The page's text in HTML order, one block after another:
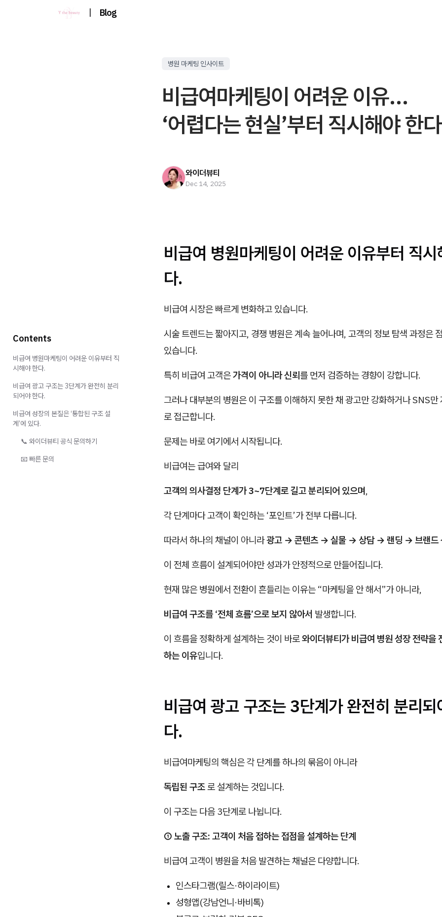
| Blog
병원 마케팅 인사이트
비급여마케팅이 어려운 이유…
‘어렵다는 현실’부터 직시해야 한다
와이더뷰티
Dec 14, 2025
비급여 병원마케팅이 어려운 이유부터 직
다.
비급여 시장은 빠르게 변화하고 있습니다.
시술 트렌드는 짧아지고, 경쟁 병원은 계속 늘어나며, 고객의 정보 탐색 과정은
있습니다.
특히 비급여 고객은가격이 아니라 신뢰를 먼저 검증하는 경향이 강합니다.
그러나 대부분의 병원은 이 구조를 이해하지 못한 채 광고만 강화하거나 SNS만
로 접근합니다.
문제는 바로 여기에서 시작됩니다.
비급여는 급여와 달리
고객의 의사결정 단계가 3~7단계로 길고 분리되어 있으며,
각 단계마다 고객이 확인하는 ‘포인트’가 전부 다릅니다.
따라서 하나의 채널이 아니라광고 → 콘텐츠 → 실물 → 상담 → 랜딩 → 브랜드
이 전체 흐름이 설계되어야만 성과가 안정적으로 만들어집니다.
현재 많은 병원에서 전환이 흔들리는 이유는 “마케팅을 안 해서”가 아니라,
비급여 구조를 ‘전체 흐름’으로 보지 않아서 발생합니다.
이 흐름을 정확하게 설계하는 것이 바로와이더뷰티가 비급여 병원 성장 전략을
하는 이유입니다.
비급여 광고 구조는 3단계가 완전히 분리되
다.
비급여마케팅의 핵심은 각 단계를 하나의 묶음이 아니라
독립된 구조로 설계하는 것입니다.
이 구조는 다음 3단계로 나뉩니다.
① 노출 구조: 고객이 처음 접하는 접점을 설계하는 단계
비급여 고객이 병원을 처음 발견하는 채널은 다양합니다.
인스타그램(릴스·하이라이트)
성형앱(강남언니·바비톡)
Contents
비급여 병원마케팅이 어려운 이유부터 직
시해야 한다.
비급여 광고 구조는 3단계가 완전히 분리
되어야 한다.
비급여 성장의 본질은 ‘통합된 구조 설
계’에 있다.
📞 와이더뷰티 공식 문의하기
📧 빠른 문의